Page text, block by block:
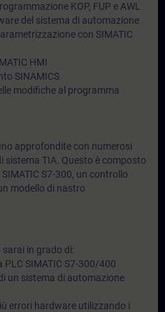
KOP, FUP e AWL
del sistema di automazione
con SIMATIC
HMI
SINAMICS
modifiche al programma
approfondite con numerosi
sistema TIA. Questo è composto
S7-300, un controllo
modello di nastro
in grado di:
SIMATIC S7-300/400
un sistema di automazione
errori hardware utilizzando i